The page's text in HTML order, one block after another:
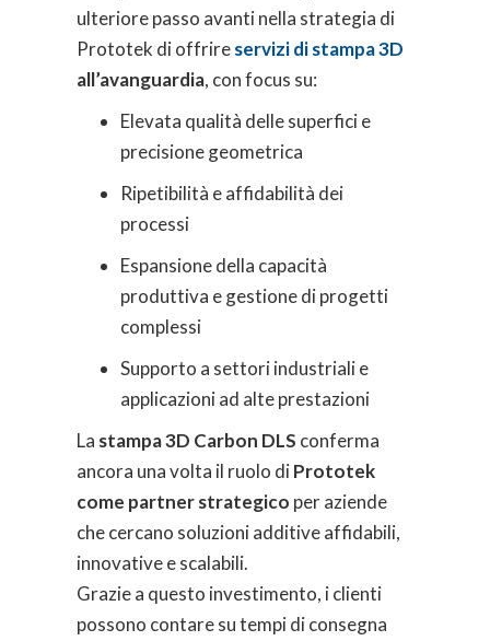
ulteriore passo avanti nella strategia di
Prototek di offrireservizi di stampa 3D
all’avanguardia, con focus su:
Elevata qualità delle superfici e
precisione geometrica
Ripetibilità e affidabilità dei
processi
Espansione della capacità
produttiva e gestione di progetti
complessi
Supporto a settori industriali e
applicazioni ad alte prestazioni
La stampa 3D Carbon DLS conferma
ancora una volta il ruolo diPrototek
come partner strategico per aziende
che cercano soluzioni additive affidabili,
innovative e scalabili.
Grazie a questo investimento, i clienti
possono contare su tempi di consegna